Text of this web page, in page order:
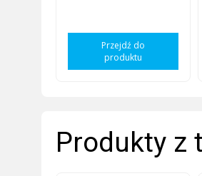
Przejdź do
produktu
Produkty z